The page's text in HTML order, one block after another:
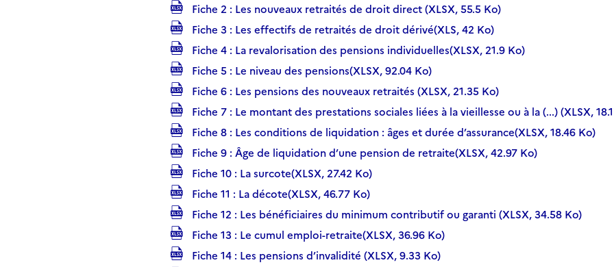
Fiche 2 : Les nouveaux retraités de droit direct (XLSX, 55.5 Ko)
Fiche 3 : Les effectifs de retraités de droit dérivé(XLS, 42 Ko)
Fiche 4 : La revalorisation des pensions individuelles(XLSX, 21.9 Ko)
Fiche 5 : Le niveau des pensions(XLSX, 92.04 Ko)
Fiche 6 : Les pensions des nouveaux retraités (XLSX, 21.35 Ko)
Fiche 7 : Le montant des prestations sociales liées à la vieillesse ou à la (...) (XLSX,
Fiche 8 : Les conditions de liquidation : âges et durée d’assurance(XLSX, 18.46 Ko)
Fiche 9 : Âge de liquidation d’une pension de retraite(XLSX, 42.97 Ko)
Fiche 10 : La surcote(XLSX, 27.42 Ko)
Fiche 11 : La décote(XLSX, 46.77 Ko)
Fiche 12 : Les bénéficiaires du minimum contributif ou garanti (XLSX, 34.58 Ko)
Fiche 13 : Le cumul emploi-retraite(XLSX, 36.96 Ko)
Fiche 14 : Les pensions d’invalidité (XLSX, 9.33 Ko)